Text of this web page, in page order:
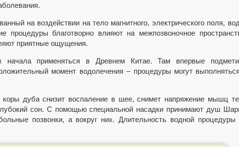
на воздействии на тело магнитного, электрического поля,
процедуры благотворно влияют на межпозвоночное
приятные ощущения.
начала применяться в Древнем Китае. Там впервые
момент водолечения – процедуры могут
дуба снизит воспаление в шее, снимет напряжение мышц
сон. С помощью специальной насадки принимают душ
позвонки, а вокруг них. Длительность водной процедуры